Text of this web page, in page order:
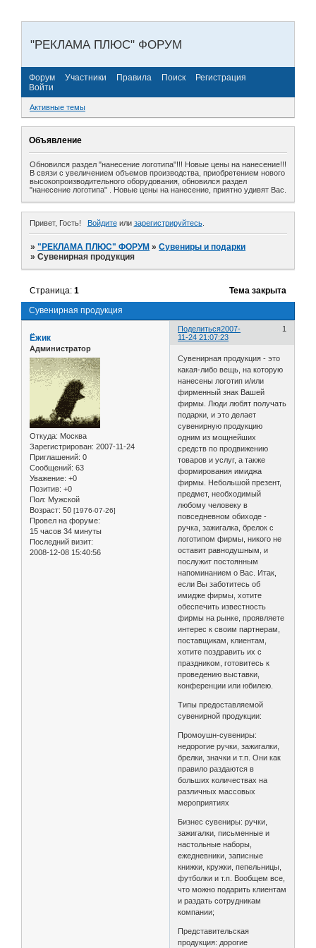
"РЕКЛАМА ПЛЮС" ФОРУМ
Форум Участники Правила Поиск
Регистрация
Войти
Активные темы
Объявление
Обновился раздел "нанесение логотипа"!!! Новые цены на нанесение!!!
В связи с увеличением объемов производства, приобретением нового
высокопроизводительного оборудования, обновился раздел
"нанесение логотипа" . Новые цены на нанесение, приятно удивят Вас.
Привет, Гость! Войдитеили зарегистрируйтесь.
»"РЕКЛАМА ПЛЮС" ФОРУМ »Сувениры и подарки
»Сувенирная продукция
Сувенирная продукция
Страница:1 Тема закрыта
Поделиться 1
2007-
11-24 21:07:23
Ёжик
Администратор
Откуда: Москва
Зарегистрирован: 2007-11-24
Приглашений: 0
Сообщений: 63
Уважение: +0
Позитив: +0
Пол: Мужской
Возраст: 50 [1976-07-26]
Провел на форуме:
15 часов 34 минуты
Последний визит:
2008-12-08 15:40:56
Сувенирная продукция - это
какая-либо вещь, на которую
нанесены логотип и/или
фирменный знак Вашей
фирмы. Люди любят получать
подарки, и это делает
сувенирную продукцию
одним из мощнейших
средств по продвижению
товаров и услуг, а также
формирования имиджа
фирмы. Небольшой презент,
предмет, необходимый
любому человеку в
повседневном обиходе -
ручка, зажигалка, брелок с
логотипом фирмы, никого не
оставит равнодушным, и
послужит постоянным
напоминанием о Вас. Итак,
если Вы заботитесь об
имидже фирмы, хотите
обеспечить известность
фирмы на рынке, проявляете
интерес к своим партнерам,
поставщикам, клиентам,
хотите поздравить их с
праздником, готовитесь к
проведению выставки,
конференции или юбилею.
Типы предоставляемой
сувенирной продукции:
Промоушн-сувениры:
недорогие ручки, зажигалки,
брелки, значки и т.п. Они как
правило раздаются в
больших количествах на
различных массовых
мероприятиях
Бизнес сувениры: ручки,
зажигалки, письменные и
настольные наборы,
ежедневники, записные
книжки, кружки, пепельницы,
футболки и т.п. Вообщем все,
что можно подарить клиентам
и раздать сотрудникам
компании;
Представительская
продукция: дорогие